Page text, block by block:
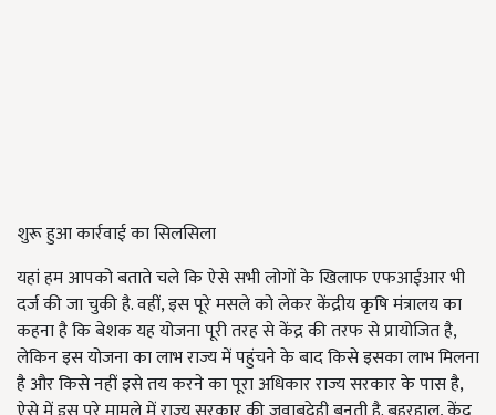
शुरू हुआ कार्रवाई का सिलसिला
यहां हम आपको बताते चले कि ऐसे सभी लोगों के खिलाफ एफआईआर भी
दर्ज की जा चुकी है. वहीं, इस पूरे मसले को लेकर केंद्रीय कृषि मंत्रालय का
कहना है कि बेशक यह योजना पूरी तरह से केंद्र की तरफ से प्रायोजित है,
लेकिन इस योजना का लाभ राज्य में पहुंचने के बाद किसे इसका लाभ मिलना
है और किसे नहीं इसे तय करने का पूरा अधिकार राज्य सरकार के पास है,